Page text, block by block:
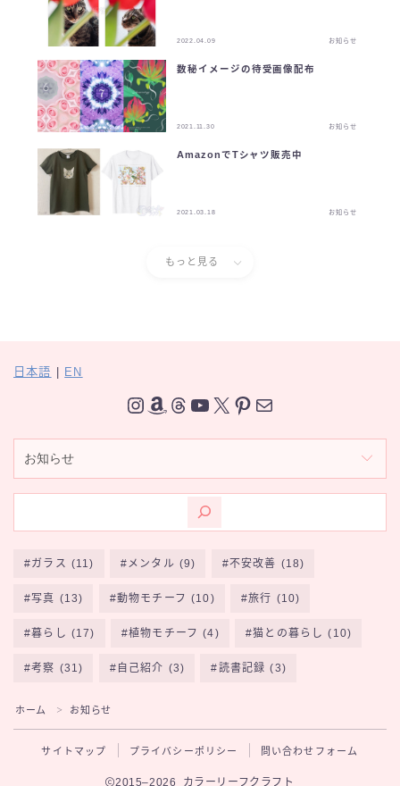
SNS
2022.04.09 お知らせ
数秘イメージの待受画像配布
2021.11.30 お知らせ
AmazonでTシャツ販売中
2021.03.18 お知らせ
もっと見る
日本語 EN
InstagramAmazon Threads YouTube X Pinterest メール
テ
ゴ
リ
ガラス (11) メンタル (9) 不安改善 (18)
写真 (13) 動物モチーフ (10) 旅行 (10)
暮らし (17) 植物モチーフ (4) 猫との暮らし (10)
考察 (31) 自己紹介 (3) 読書記録 (3)
ホーム ＞ お知らせ
サイトマップ プライバシーポリシー 問い合わせフォーム
2015–2026 カラーリーフクラフト